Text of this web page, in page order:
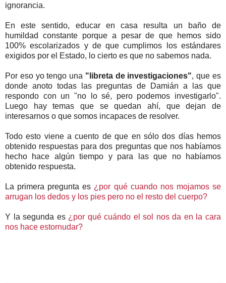
ignorancia.
En este sentido, educar en casa resulta un baño de
humildad constante porque a pesar de que hemos sido
100% escolarizados y de que cumplimos los estándares
exigidos por el Estado, lo cierto es que no sabemos nada.
Por eso yo tengo una "libreta de investigaciones", que es
donde anoto todas las preguntas de Damián a las que
respondo con un "no lo sé, pero podemos investigarlo".
Luego hay temas que se quedan ahí, que dejan de
interesarnos o que somos incapaces de resolver.
Todo esto viene a cuento de que en sólo dos días hemos
obtenido respuestas para dos preguntas que nos habíamos
hecho hace algún tiempo y para las que no habíamos
obtenido respuesta.
La primera pregunta es ¿por qué cuando nos mojamos se
arrugan los dedos y los pies pero no el resto del cuerpo?
Y la segunda es ¿por qué cuándo el sol nos da en la cara
nos hace estornudar?